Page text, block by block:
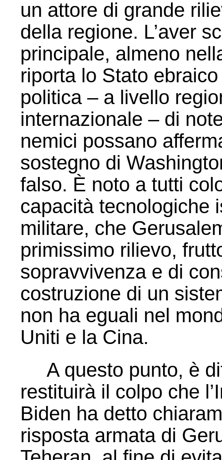
un attore di grande
della regione. L’aver
principale, almeno
riporta lo Stato
politica – a livello
internazionale – di
nemici possano
sostegno di
falso. È noto a tutti
capacità tecnologiche
militare, che
primissimo rilievo,
sopravvivenza e di
costruzione di un
non ha eguali nel
Uniti e la Cina.
A questo punto, è
restituirà il colpo che
Biden ha detto
risposta armata di